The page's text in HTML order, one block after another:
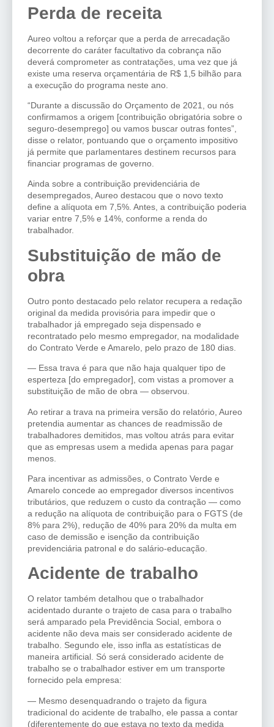
Perda de receita
Aureo voltou a reforçar que a perda de arrecadação
decorrente do caráter facultativo da cobrança não
deverá comprometer as contratações, uma vez que já
existe uma reserva orçamentária de R$ 1,5 bilhão para
a execução do programa neste ano.
“Durante a discussão do Orçamento de 2021, ou nós
confirmamos a origem [contribuição obrigatória sobre o
seguro-desemprego] ou vamos buscar outras fontes”,
disse o relator, pontuando que o orçamento impositivo
já permite que parlamentares destinem recursos para
financiar programas de governo.
Ainda sobre a contribuição previdenciária de
desempregados, Aureo destacou que o novo texto
define a alíquota em 7,5%. Antes, a contribuição poderia
variar entre 7,5% e 14%, conforme a renda do
trabalhador.
Substituição de mão de
obra
Outro ponto destacado pelo relator recupera a redação
original da medida provisória para impedir que o
trabalhador já empregado seja dispensado e
recontratado pelo mesmo empregador, na modalidade
do Contrato Verde e Amarelo, pelo prazo de 180 dias.
— Essa trava é para que não haja qualquer tipo de
esperteza [do empregador], com vistas a promover a
substituição de mão de obra — observou.
Ao retirar a trava na primeira versão do relatório, Aureo
pretendia aumentar as chances de readmissão de
trabalhadores demitidos, mas voltou atrás para evitar
que as empresas usem a medida apenas para pagar
menos.
Para incentivar as admissões, o Contrato Verde e
Amarelo concede ao empregador diversos incentivos
tributários, que reduzem o custo da contração — como
a redução na alíquota de contribuição para o FGTS (de
8% para 2%), redução de 40% para 20% da multa em
caso de demissão e isenção da contribuição
previdenciária patronal e do salário-educação.
Acidente de trabalho
O relator também detalhou que o trabalhador
acidentado durante o trajeto de casa para o trabalho
será amparado pela Previdência Social, embora o
acidente não deva mais ser considerado acidente de
trabalho. Segundo ele, isso infla as estatísticas de
maneira artificial. Só será considerado acidente de
trabalho se o trabalhador estiver em um transporte
fornecido pela empresa:
— Mesmo desenquadrando o trajeto da figura
tradicional do acidente de trabalho, ele passa a contar
(diferentemente do que estava no texto da medida